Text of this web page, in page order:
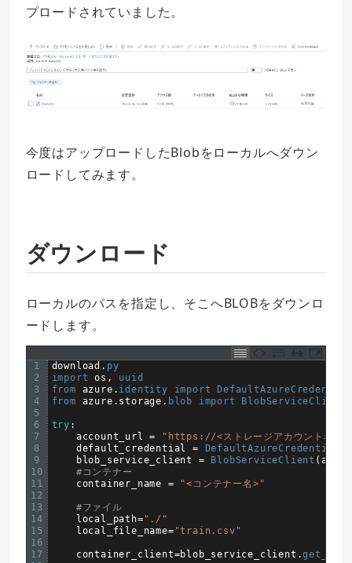
プロードされていました。
今度はアップロードしたBlobをローカルへダウン
ロードしてみます。
ダウンロード
ローカルのパスを指定し、そこへBLOBをダウンロ
ードします。
1
2
3
4
5
6
7
8
9
10
11
12
13
14
15
16
17
download . py
import os ,
uuid
from azure . identity import DefaultAzureCredential
from azure . storage . blob import BlobServiceClient
try :
account_url
=
"https://<ストレージアカウント名
default_credential
= DefaultAzureCredential
blob_service_client
= BlobServiceClient (
#コンテナー
container_name
= "<コンテナー名>"
#ファイル
local_path= "./"
local_file_name= "train.csv"
container_client=blob_service_client .